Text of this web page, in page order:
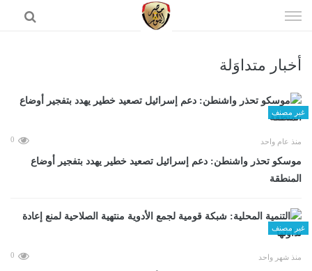
الى
أخبار متداوَلة
غير مصنف
منذ عام واحد 0
موسكو تحذر واشنطن: دعم إسرائيل تصعيد خطير يهدد بتفجير أوضاع
المنطقة
غير مصنف
منذ شهر واحد 0